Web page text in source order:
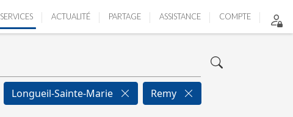
SERVICES ACTUALITÉ PARTAGE ASSISTANCE COMPTE
Longueil-Sainte-Marie
Remy